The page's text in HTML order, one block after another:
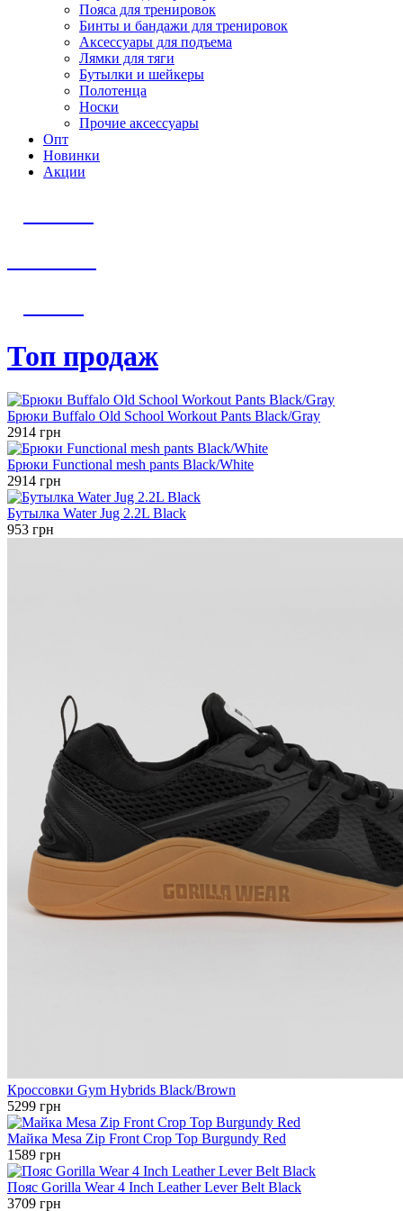
Пояса для тренировок
Бинты и бандажи для тренировок
Аксессуары для подъема
Лямки для тяги
Бутылки и шейкеры
Полотенца
Носки
Прочие аксессуары
Опт
Новинки
Акции
Топ продаж
Брюки Buffalo Old School Workout Pants Black/Gray
2914 грн
Брюки Functional mesh pants Black/White
2914 грн
Бутылка Water Jug 2.2L Black
953 грн
Кроссовки Gym Hybrids Black/Brown
5299 грн
Майка Mesa Zip Front Crop Top Burgundy Red
1589 грн
Пояс Gorilla Wear 4 Inch Leather Lever Belt Black
3709 грн